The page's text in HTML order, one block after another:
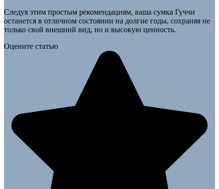
Следуя этим простым рекомендациям, ваша сумка Гуччи
останется в отличном состоянии на долгие годы, сохраняя не
только свой внешний вид, но и высокую ценность.
Оцените статью